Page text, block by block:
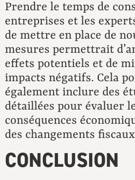
Prendre le temps de
entreprises et les
de mettre en place de
mesures permettrait
effets potentiels et de
impacts négatifs. Cela
également inclure des
détaillées pour évaluer
conséquences
des changements
CONCLUSION